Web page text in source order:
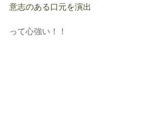
意志のある口元を演出
って心強い！！